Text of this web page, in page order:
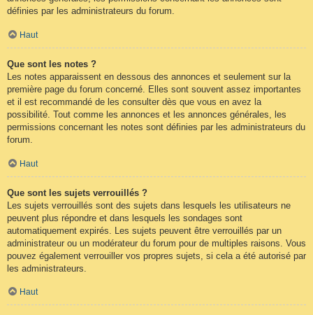
définies par les administrateurs du forum.
Haut
Que sont les notes ?
Les notes apparaissent en dessous des annonces et seulement sur la
première page du forum concerné. Elles sont souvent assez importantes
et il est recommandé de les consulter dès que vous en avez la
possibilité. Tout comme les annonces et les annonces générales, les
permissions concernant les notes sont définies par les administrateurs du
forum.
Haut
Que sont les sujets verrouillés ?
Les sujets verrouillés sont des sujets dans lesquels les utilisateurs ne
peuvent plus répondre et dans lesquels les sondages sont
automatiquement expirés. Les sujets peuvent être verrouillés par un
administrateur ou un modérateur du forum pour de multiples raisons. Vous
pouvez également verrouiller vos propres sujets, si cela a été autorisé par
les administrateurs.
Haut